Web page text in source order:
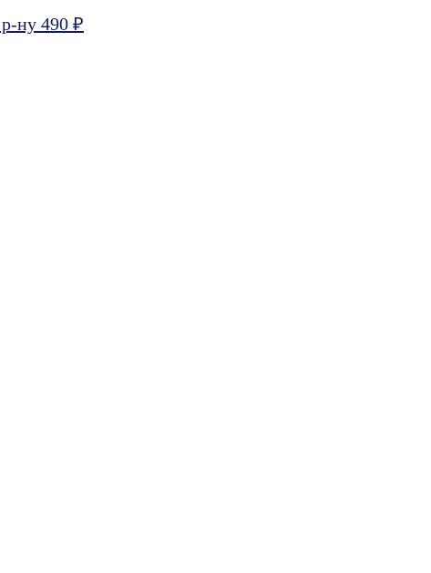
ну 490 ₽